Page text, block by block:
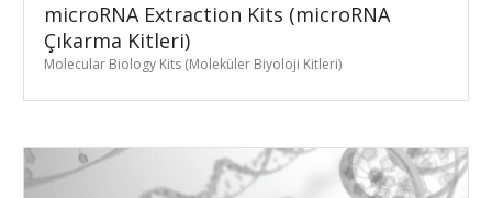
microRNA Extraction Kits (microRNA
Çıkarma Kitleri)
Molecular Biology Kits (Moleküler Biyoloji Kitleri)